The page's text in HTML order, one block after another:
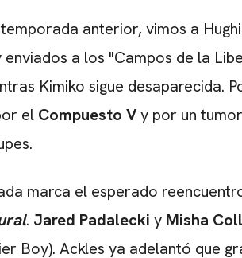
anterior, vimos a
a los "Campos de la
Kimiko sigue desaparecida.
el Compuesto Vy por un
marca el esperado
. Jared Padalecki y Misha
Boy). Ackles ya adelantó que